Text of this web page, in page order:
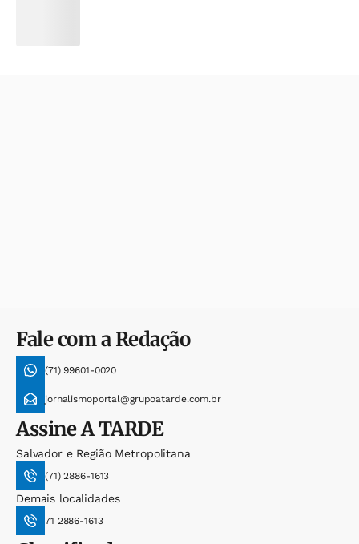
Fale com a Redação
(71) 99601-0020
jornalismoportal@grupoatarde.com.br
AssineA TARDE
Salvador e Região Metropolitana
(71) 2886-1613
Demais localidades
71 2886-1613